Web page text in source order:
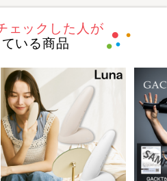
ェックした人が
いる商品